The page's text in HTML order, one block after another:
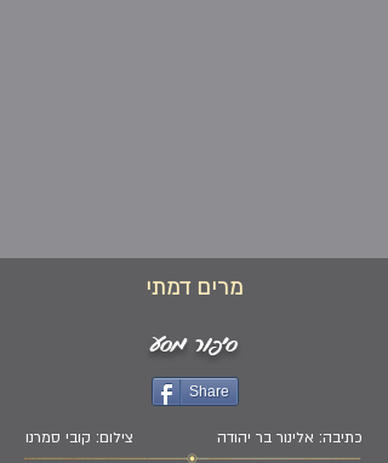
מרים דמתי
סיפור מסע
Share
צילום: קובי סמרנו כתיבה: אלינור בר יהודה